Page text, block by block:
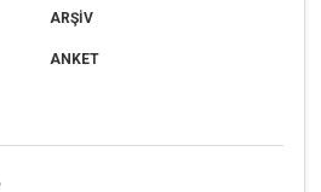
ARŞİV
ANKET